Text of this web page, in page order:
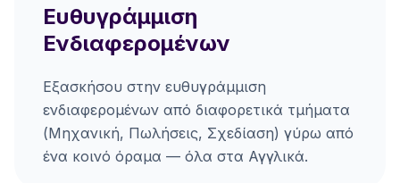
Ευθυγράμμιση
Ενδιαφερομένων
Εξασκήσου στην ευθυγράμμιση
ενδιαφερομένων από διαφορετικά τμήματα
(Μηχανική, Πωλήσεις, Σχεδίαση) γύρω από
ένα κοινό όραμα — όλα στα Αγγλικά.